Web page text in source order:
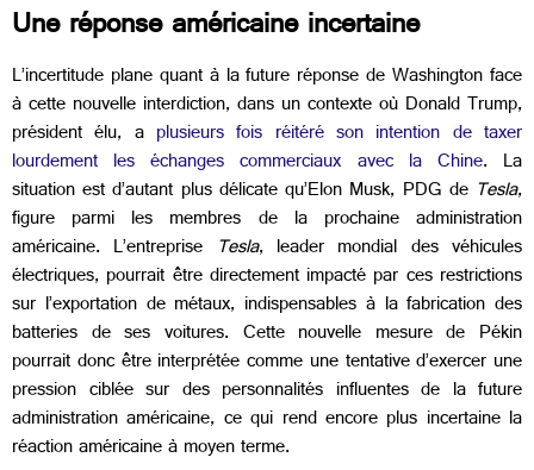
Une réponse américaine incertaine
L’incertitude plane quant à la future réponse de Washington face
à cette nouvelle interdiction, dans un contexte où Donald Trump,
président élu, a plusieurs fois réitéré son intention de taxer
lourdement les échanges commerciaux avec la Chine. La
situation est d’autant plus délicate qu’Elon Musk, PDG de Tesla,
figure parmi les membres de la prochaine administration
américaine. L’entreprise Tesla, leader mondial des véhicules
électriques, pourrait être directement impacté par ces restrictions
sur l’exportation de métaux, indispensables à la fabrication des
batteries de ses voitures. Cette nouvelle mesure de Pékin
pourrait donc être interprétée comme une tentative d’exercer une
pression ciblée sur des personnalités influentes de la future
administration américaine, ce qui rend encore plus incertaine la
réaction américaine à moyen terme.